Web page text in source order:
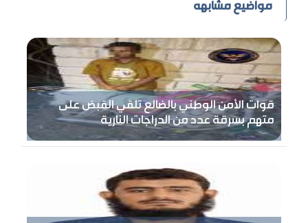
مواضيع مشابهه
قوات الأمن الوطني بالضالع تلقي القبض على
متهم بسرقة عدد من الدراجات النارية